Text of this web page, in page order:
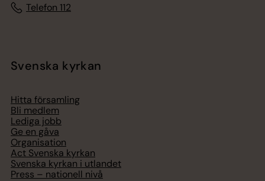
Telefon 112
Svenska kyrkan
Hitta församling
Bli medlem
Lediga jobb
Ge en gåva
Organisation
Act Svenska kyrkan
Svenska kyrkan i utlandet
Press – nationell nivå